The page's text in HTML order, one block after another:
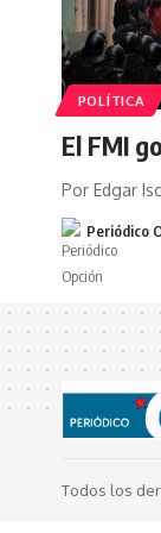
POLÍTICA
El FMI
Por Edgar
Periódico
Todos los